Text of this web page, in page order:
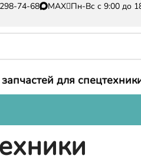
74-68 MAX Пн-Вс с 9:00 до
для